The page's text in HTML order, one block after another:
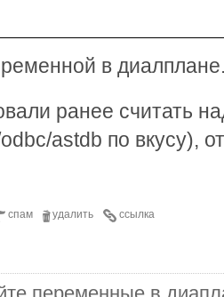
в
ранее считать
astdb по вкусу),
ссылка
удалить
спам